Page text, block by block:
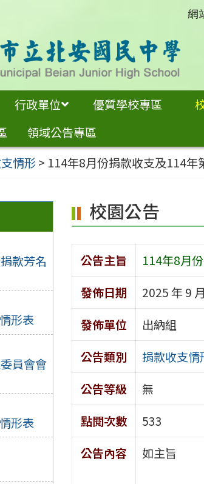
網
行政單位 優質學校專區
領域公告專區
情形> 114年8月份捐款收支及114年
款芳名
形表
員會會
形表
校園公告
公告主旨
114年8月
發佈日期
2025 年 9
發佈單位
出納組
公告類別
捐款收支情
公告等級
無
點閱次數
533
公告內容
如主旨